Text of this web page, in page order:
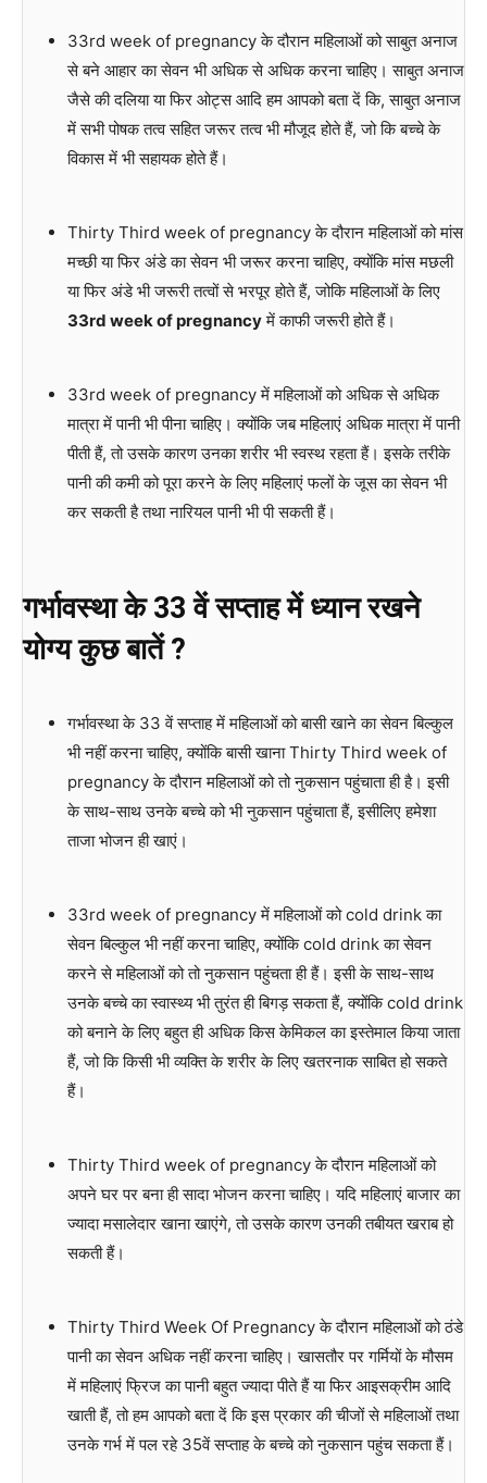
33rd week of pregnancy के दौरान महिलाओं को साबुत अनाज
से बने आहार का सेवन भी अधिक से अधिक करना चाहिए। साबुत अनाज
जैसे की दलिया या फिर ओट्स आदि हम आपको बता दें कि, साबुत अनाज
में सभी पोषक तत्व सहित जरूर तत्व भी मौजूद होते हैं, जो कि बच्चे के
विकास में भी सहायक होते हैं।
Thirty Third week of pregnancy के दौरान महिलाओं को मांस
मच्छी या फिर अंडे का सेवन भी जरूर करना चाहिए, क्योंकि मांस मछली
या फिर अंडे भी जरूरी तत्वों से भरपूर होते हैं, जोकि महिलाओं के लिए
33rd week of pregnancyमें काफी जरूरी होते हैं।
33rd week of pregnancy में महिलाओं को अधिक से अधिक
मात्रा में पानी भी पीना चाहिए। क्योंकि जब महिलाएं अधिक मात्रा में पानी
पीती हैं, तो उसके कारण उनका शरीर भी स्वस्थ रहता हैं। इसके तरीके
पानी की कमी को पूरा करने के लिए महिलाएं फलों के जूस का सेवन भी
कर सकती है तथा नारियल पानी भी पी सकती हैं।
गर्भावस्था के 33 वें सप्ताह में ध्यान रखने
योग्य कुछ बातें ?
गर्भावस्था के 33 वें सप्ताह में महिलाओं को बासी खाने का सेवन बिल्कुल
भी नहीं करना चाहिए, क्योंकि बासी खाना Thirty Third week of
pregnancy के दौरान महिलाओं को तो नुकसान पहुंचाता ही है। इसी
के साथ-साथ उनके बच्चे को भी नुकसान पहुंचाता हैं, इसीलिए हमेशा
ताजा भोजन ही खाएं।
33rd week of pregnancy में महिलाओं को cold drink का
सेवन बिल्कुल भी नहीं करना चाहिए, क्योंकि cold drink का सेवन
करने से महिलाओं को तो नुकसान पहुंचता ही हैं। इसी के साथ-साथ
उनके बच्चे का स्वास्थ्य भी तुरंत ही बिगड़ सकता हैं, क्योंकि cold drink
को बनाने के लिए बहुत ही अधिक किस केमिकल का इस्तेमाल किया जाता
हैं, जो कि किसी भी व्यक्ति के शरीर के लिए खतरनाक साबित हो सकते
हैं।
Thirty Third week of pregnancy के दौरान महिलाओं को
अपने घर पर बना ही सादा भोजन करना चाहिए। यदि महिलाएं बाजार का
ज्यादा मसालेदार खाना खाएंगे, तो उसके कारण उनकी तबीयत खराब हो
सकती हैं।
Thirty Third Week Of Pregnancy के दौरान महिलाओं को ठंडे
पानी का सेवन अधिक नहीं करना चाहिए। खासतौर पर गर्मियों के मौसम
में महिलाएं फ्रिज का पानी बहुत ज्यादा पीते हैं या फिर आइसक्रीम आदि
खाती हैं, तो हम आपको बता दें कि इस प्रकार की चीजों से महिलाओं तथा
उनके गर्भ में पल रहे 35वें सप्ताह के बच्चे को नुकसान पहुंच सकता हैं।